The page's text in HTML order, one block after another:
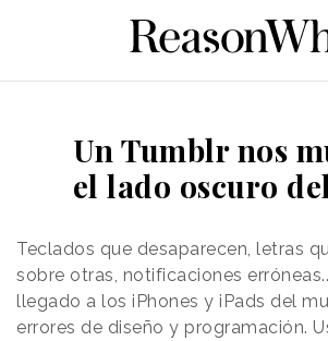
Un Tumblr nos
el lado oscuro
Teclados que desaparecen, letras
sobre otras, notificaciones
llegado a los iPhones y iPads del
errores de diseño y programación.